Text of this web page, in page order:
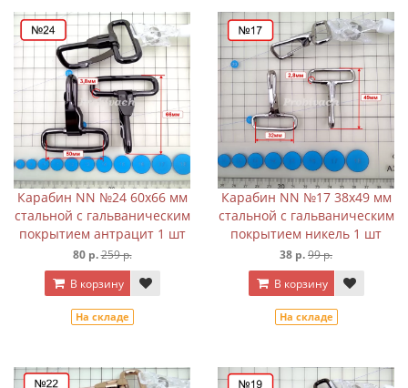
Карабин NN №24 60х66 мм
стальной с гальваническим
покрытием антрацит 1 шт
80 р.259 р.
В корзину
На складе
Карабин NN №17 38х49 мм
стальной с гальваническим
покрытием никель 1 шт
38 р.99 р.
В корзину
На складе